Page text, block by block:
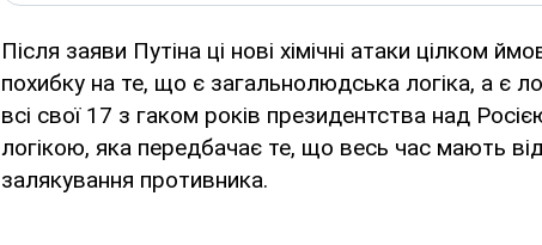
Після заяви Путіна ці нові хімічні атаки цілком
похибку на те, що є загальнолюдська логіка, а є
всі свої 17 з гаком років президентства над
логікою, яка передбачає те, що весь час мають
залякування противника.